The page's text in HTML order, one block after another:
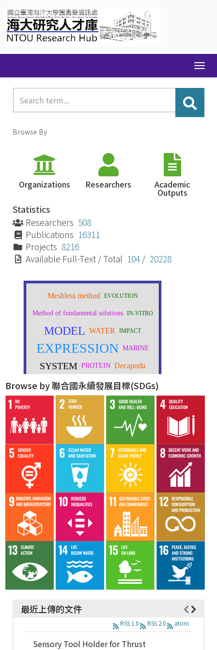
navigation
Browse By
Organizations Researchers Academic
Outputs
Statistics
Researchers 508
Publications 16311
Projects 8216
Available Full-Text / Total 104 / 20228
Browse by 聯合國永續發展目標(SDGs)
最近上傳的文件
RSS 1.0 RSS 2.0 atom
Sensory Tool Holder for Thrust